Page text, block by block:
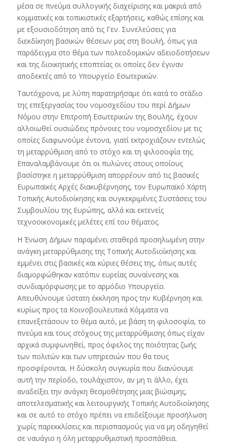
μέσα σε πνεύμα συλλογικής διαχείρισης και μακριά από
κομματικές και τοπικιστικές εξαρτήσεις, καθώς επίσης και
με εξουσιοδότηση από τις Γεν. Συνελεύσεις για
διεκδίκηση βασικών θέσεων μας στη Βουλή, όπως για
παράδειγμα στο θέμα των πολεοδομικών αδειοδοτήσεων
και της διοικητικής εποπτείας οι οποίες δεν έγιναν
αποδεκτές από το Υπουργείο Εσωτερικών.
Ταυτόχρονα, με λύπη παρατηρήσαμε ότι κατά το στάδιο
της επεξεργασίας του νομοσχεδίου του περί Δήμων
Νόμου στην Επιτροπή Εσωτερικών της Βουλής, έχουν
αλλοιωθεί ουσιώδεις πρόνοιες του νομοσχεδίου με τις
οποίες διαφωνούμε έντονα, γιατί εκτροχιάζουν εντελώς
τη μεταρρύθμιση από το στόχο και τη φιλοσοφία της.
Επαναλαμβάνουμε ότι οι πυλώνες στους οποίους
βασίστηκε η μεταρρύθμιση απορρέουν από τις βασικές
Ευρωπαϊκές Αρχές διακυβέρνησης, τον Ευρωπαϊκό Χάρτη
Τοπικής Αυτοδιοίκησης και συγκεκριμένες Συστάσεις του
Συμβουλίου της Ευρώπης, αλλά και εκτενείς
τεχνοοικονομικές μελέτες επί του θέματος.
Η Ένωση Δήμων παραμένει σταθερά προσηλωμένη στην
ανάγκη μεταρρύθμισης της Τοπικής Αυτοδιοίκησης και
εμμένει στις βασικές και κύριες θέσεις της, όπως αυτές
διαμορφώθηκαν κατόπιν ευρείας συναίνεσης και
συνδιαμόρφωσης με το αρμόδιο Υπουργείο.
Απευθύνουμε ύστατη έκκληση προς την Κυβέρνηση και
κυρίως προς τα Κοινοβουλευτικά Κόμματα να
επανεξετάσουν το θέμα αυτό, με βάση τη φιλοσοφία, το
πνεύμα και τους στόχους της μεταρρύθμισης όπως είχαν
αρχικά συμφωνηθεί, προς όφελος της ποιότητας ζωής
των πολιτών και των υπηρεσιών που θα τους
προσφέρονται. Η δύσκολη συγκυρία που διανύουμε
αυτή την περίοδο, τουλάχιστον, αν μη τι άλλο, έχει
αναδείξει την ανάγκη θεσμοθέτησης μιας βιώσιμης,
αποτελεσματικής και λειτουργικής Τοπικής Αυτοδιοίκησης
και σε αυτό το στόχο πρέπει να επιδείξουμε προσήλωση
χωρίς παρεκκλίσεις και περισπασμούς για να μη οδηγηθεί
σε ναυάγιο η όλη μεταρρυθμιστική προσπάθεια.